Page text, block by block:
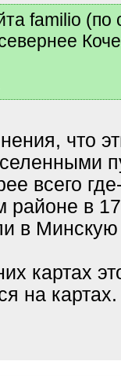
familio (по
что
всего
районе в
в
картах
на картах.